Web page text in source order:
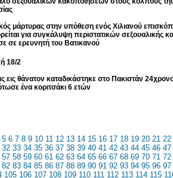
μάρτυρας στην υπόθεση ενός Χιλιανού
για συγκάλυψη περιστατικών σεξουαλικής
σε ερευνητή του Βατικανού
18/2
εις θάνατον καταδικάστηκε στο Πακιστάν
ένα κοριτσάκι 6 ετών
5 6 7 8 9 10 11 12 13 14 15 16 17 18 19 20 21 22
32 33 34 35 36 37 38 39 40 41 42 43 44 45 46 47
57 58 59 60 61 62 63 64 65 66 67 68 69 70 71 72
82 83 84 85 86 87 88 89 90 91 92 93 94 95 96 97
105 106 107 108 109 110 111 112 113 114 115